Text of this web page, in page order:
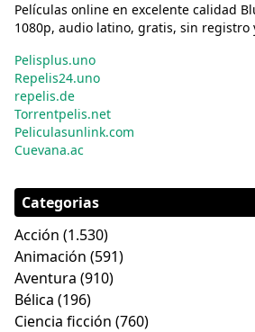
Películas online en excelente calidad
1080p, audio latino, gratis, sin registro
Pelisplus.uno
Repelis24.uno
repelis.de
Torrentpelis.net
Peliculasunlink.com
Cuevana.ac
Categorias
Acción (1.530)
Animación (591)
Aventura (910)
Bélica (196)
Ciencia ficción (760)